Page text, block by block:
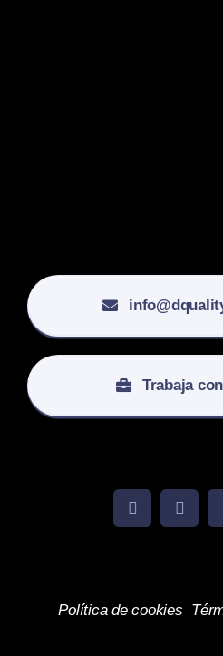
Trabaja
Política de cookies